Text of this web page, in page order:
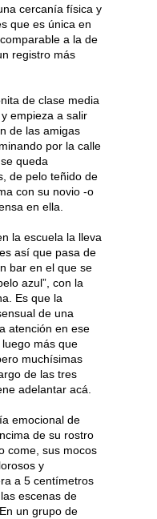
cercanía física y
que es única en
a la de
registro más
de clase media
empieza a salir
de las amigas
por la calle
queda
de pelo teñido de
con su novio -o
en ella.
la escuela la lleva
así que pasa de
bar en el que se
azul”, con la
Es que la
de una
atención en ese
más que
muchísimas
de las tres
adelantar acá.
emocional de
de su rostro
come, sus mocos
y
a 5 centímetros
escenas de
un grupo de